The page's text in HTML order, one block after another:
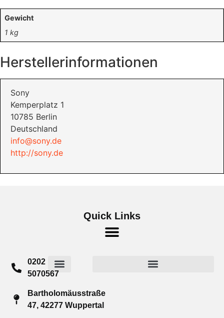
Gewicht
1 kg
Herstellerinformationen
Sony
Kemperplatz 1
10785 Berlin
Deutschland
info@sony.de
http://sony.de
Quick Links
0202
5070567
Bartholomäusstraße
47, 42277 Wuppertal